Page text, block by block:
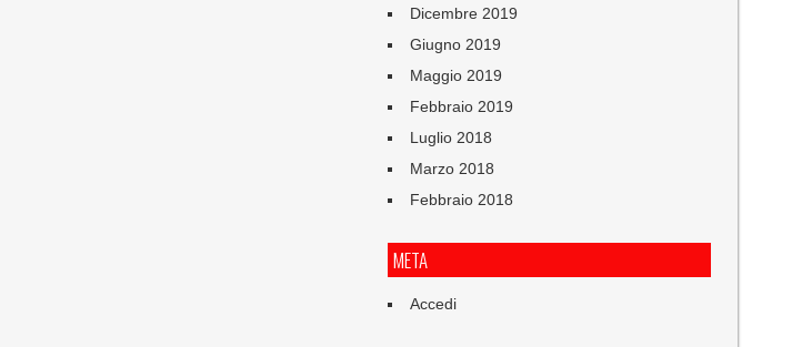
Dicembre 2019
Giugno 2019
Maggio 2019
Febbraio 2019
Luglio 2018
Marzo 2018
Febbraio 2018
META
Accedi